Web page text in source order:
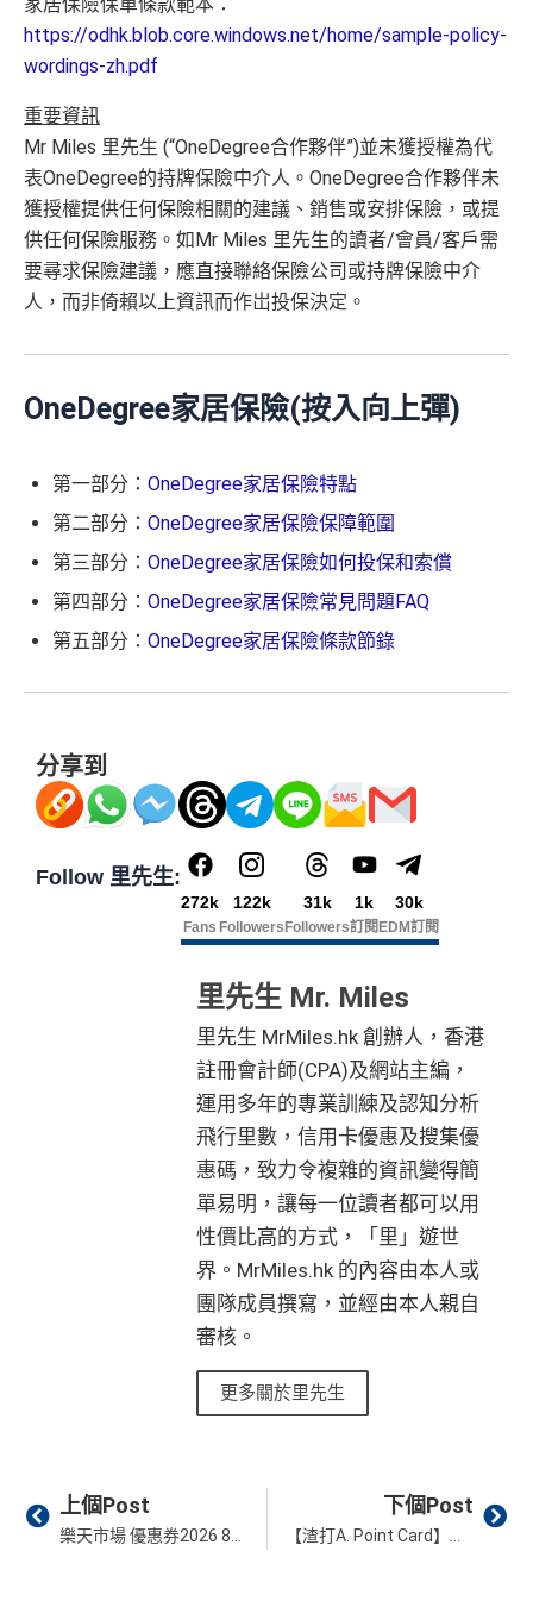
https://odhk.blob.core.windows.net/home/sample-policy-
wordings-zh.pdf
重要資訊
Mr Miles 里先生 (“OneDegree合作夥伴”)並未獲授權為代
表OneDegree的持牌保險中介人。OneDegree合作夥伴未
獲授權提供任何保險相關的建議、銷售或安排保險，或提
供任何保險服務。如Mr Miles 里先生的讀者/會員/客戶需
要尋求保險建議，應直接聯絡保險公司或持牌保險中介
人，而非倚賴以上資訊而作岀投保決定。
OneDegree家居保險(按入向上彈)
第一部分： OneDegree家居保險特點
第二部分： OneDegree家居保險保障範圍
第三部分： OneDegree家居保險如何投保和索償
第四部分： OneDegree家居保險常見問題FAQ
第五部分： OneDegree家居保險條款節錄
分享到
Follow 里先生:
272k
Fans
122k
Followers
31k
Followers
1k
訂閱
30k
EDM訂閱
里先生 Mr. Miles
里先生 MrMiles.hk 創辦人，香港
註冊會計師(CPA)及網站主編，
運用多年的專業訓練及認知分析
飛行里數，信用卡優惠及搜集優
惠碼，致力令複雜的資訊變得簡
單易明，讓每一位讀者都可以用
性價比高的方式，「里」遊世
界。MrMiles.hk 的內容由本人或
團隊成員撰寫，並經由本人親自
審核。
更多關於里先生
Prev
上個Post 下個Post